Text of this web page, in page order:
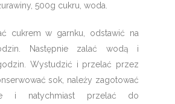
500g cukru, woda.
cukrem w garnku, odstawić na
Następnie zalać wodą i
Wystudzić i przelać przez
sok, należy zagotować
i natychmiast przelać do